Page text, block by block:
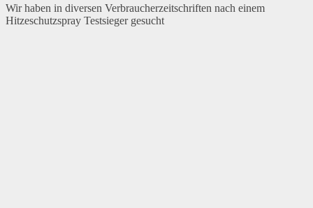
Wir haben in diversen Verbraucherzeitschriften nach einem
Hitzeschutzspray Testsieger gesucht